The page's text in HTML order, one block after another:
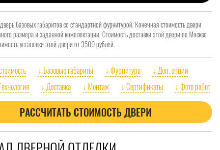
базовых габаритов со стандартной фурнитурой. Конечная стоимость двери
размера и заданной комплектации. Стоимость доставки этой двери по Москве
установки этой двери от 3500 рублей.
↓ Базовые габариты ↓ Фурнитура
↓ Доп. опции
↓ Доставка ↓ Монтаж ↓ Сертификаты ↓ Фото работ
РАССЧИТАТЬ СТОИМОСТЬ ДВЕРИ